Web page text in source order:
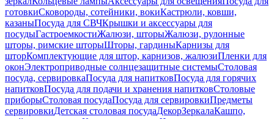
готовкиСковороды, сотейники, вокиКастрюли, ковши,
казаныПосуда для СВЧКрышки и аксессуары для
посудыГастроемкостиЖалюзи, шторыЖалюзи, рулонные
шторы, римские шторыШторы, гардиныКарнизы для
шторКомплектующие для штор, карнизов, жалюзиПленки для
оконЭлектроприводные солнцезащитные системыСтоловая
посуда, сервировкаПосуда для напитковПосуда для горячих
напитковПосуда для подачи и хранения напитковСтоловые
приборыСтоловая посудаПосуда для сервировкиПредметы
сервировкиДетская столовая посудаДекорЗеркалаКашпо,